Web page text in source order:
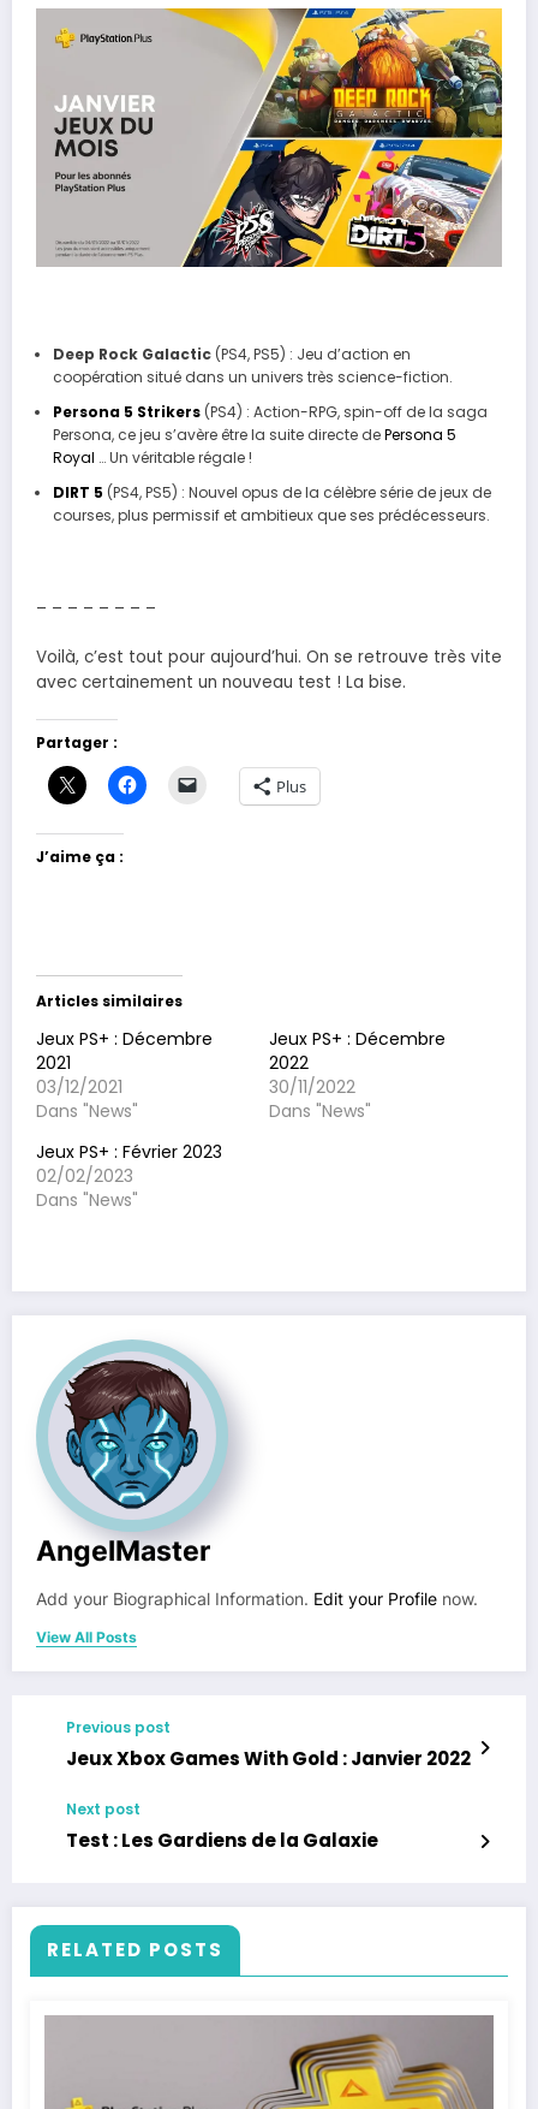
Deep Rock Galactic(PS4, PS5) : Jeu d’action en
coopération situé dans un univers très science-fiction.
Persona 5 Strikers(PS4) : Action-RPG, spin-off de la saga
Persona, ce jeu s’avère être la suite directe dePersona 5
Royal … Un véritable régale !
DIRT 5 (PS4, PS5) : Nouvel opus de la célèbre série de jeux de
courses, plus permissif et ambitieux que ses prédécesseurs.
– – – – – – – –
Voilà, c’est tout pour aujourd’hui. On se retrouve très vite
avec certainement un nouveau test ! La bise.
Partager :
Plus
J’aime ça :
Articles similaires
Jeux PS+ : Décembre
2021
03/12/2021
Dans "News"
Jeux PS+ : Décembre
2022
30/11/2022
Dans "News"
Jeux PS+ : Février 2023
02/02/2023
Dans "News"
AngelMaster
Add your Biographical Information. Edit your Profile now.
View All Posts
Previous post
Jeux Xbox Games With Gold : Janvier 2022
Next post
Test : Les Gardiens de la Galaxie
RELATED POSTS